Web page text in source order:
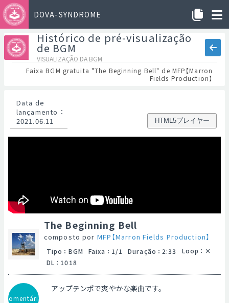
DOVA-SYNDROME
Histórico de pré-visualização
de BGM
VISUALIZAÇÃO DA BGM
Faixa BGM gratuita "The Beginning Bell" de MFP【Marron
Fields Production】
Data de
lançamento ：
2021.06.11
HTML5プレイヤー
The Beginning Bell
composto por MFP【Marron Fields Production】
Tipo ： BGM Faixa ： 1/1 Duração ： 2:33 Loop ：
DL ： 1018
Comentário
アップテンポで爽やかな楽曲です。